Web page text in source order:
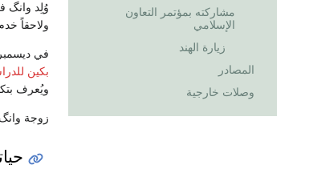
مشاركته بمؤتمر التعاون
الإسلامي
زيارة الهند
المصادر
وصلات خارجية
وُلِد وانگ
ولاحقاً
في ديسمبر 1977، عاد وانگ إلى بكين، وفي نفس السنة التحق بقسم اللغات الآسيوية والأفريقية في
بكين
ويُعرف
زوجة